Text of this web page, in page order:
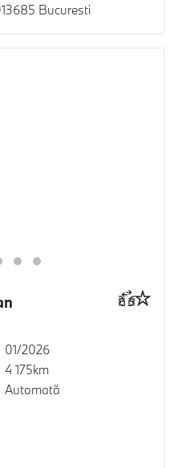
Bucuresti
01/2026
4 175km
Automată